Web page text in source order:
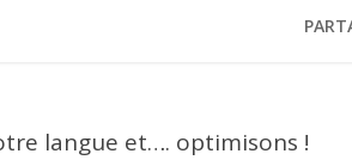
langue et…. optimisons !